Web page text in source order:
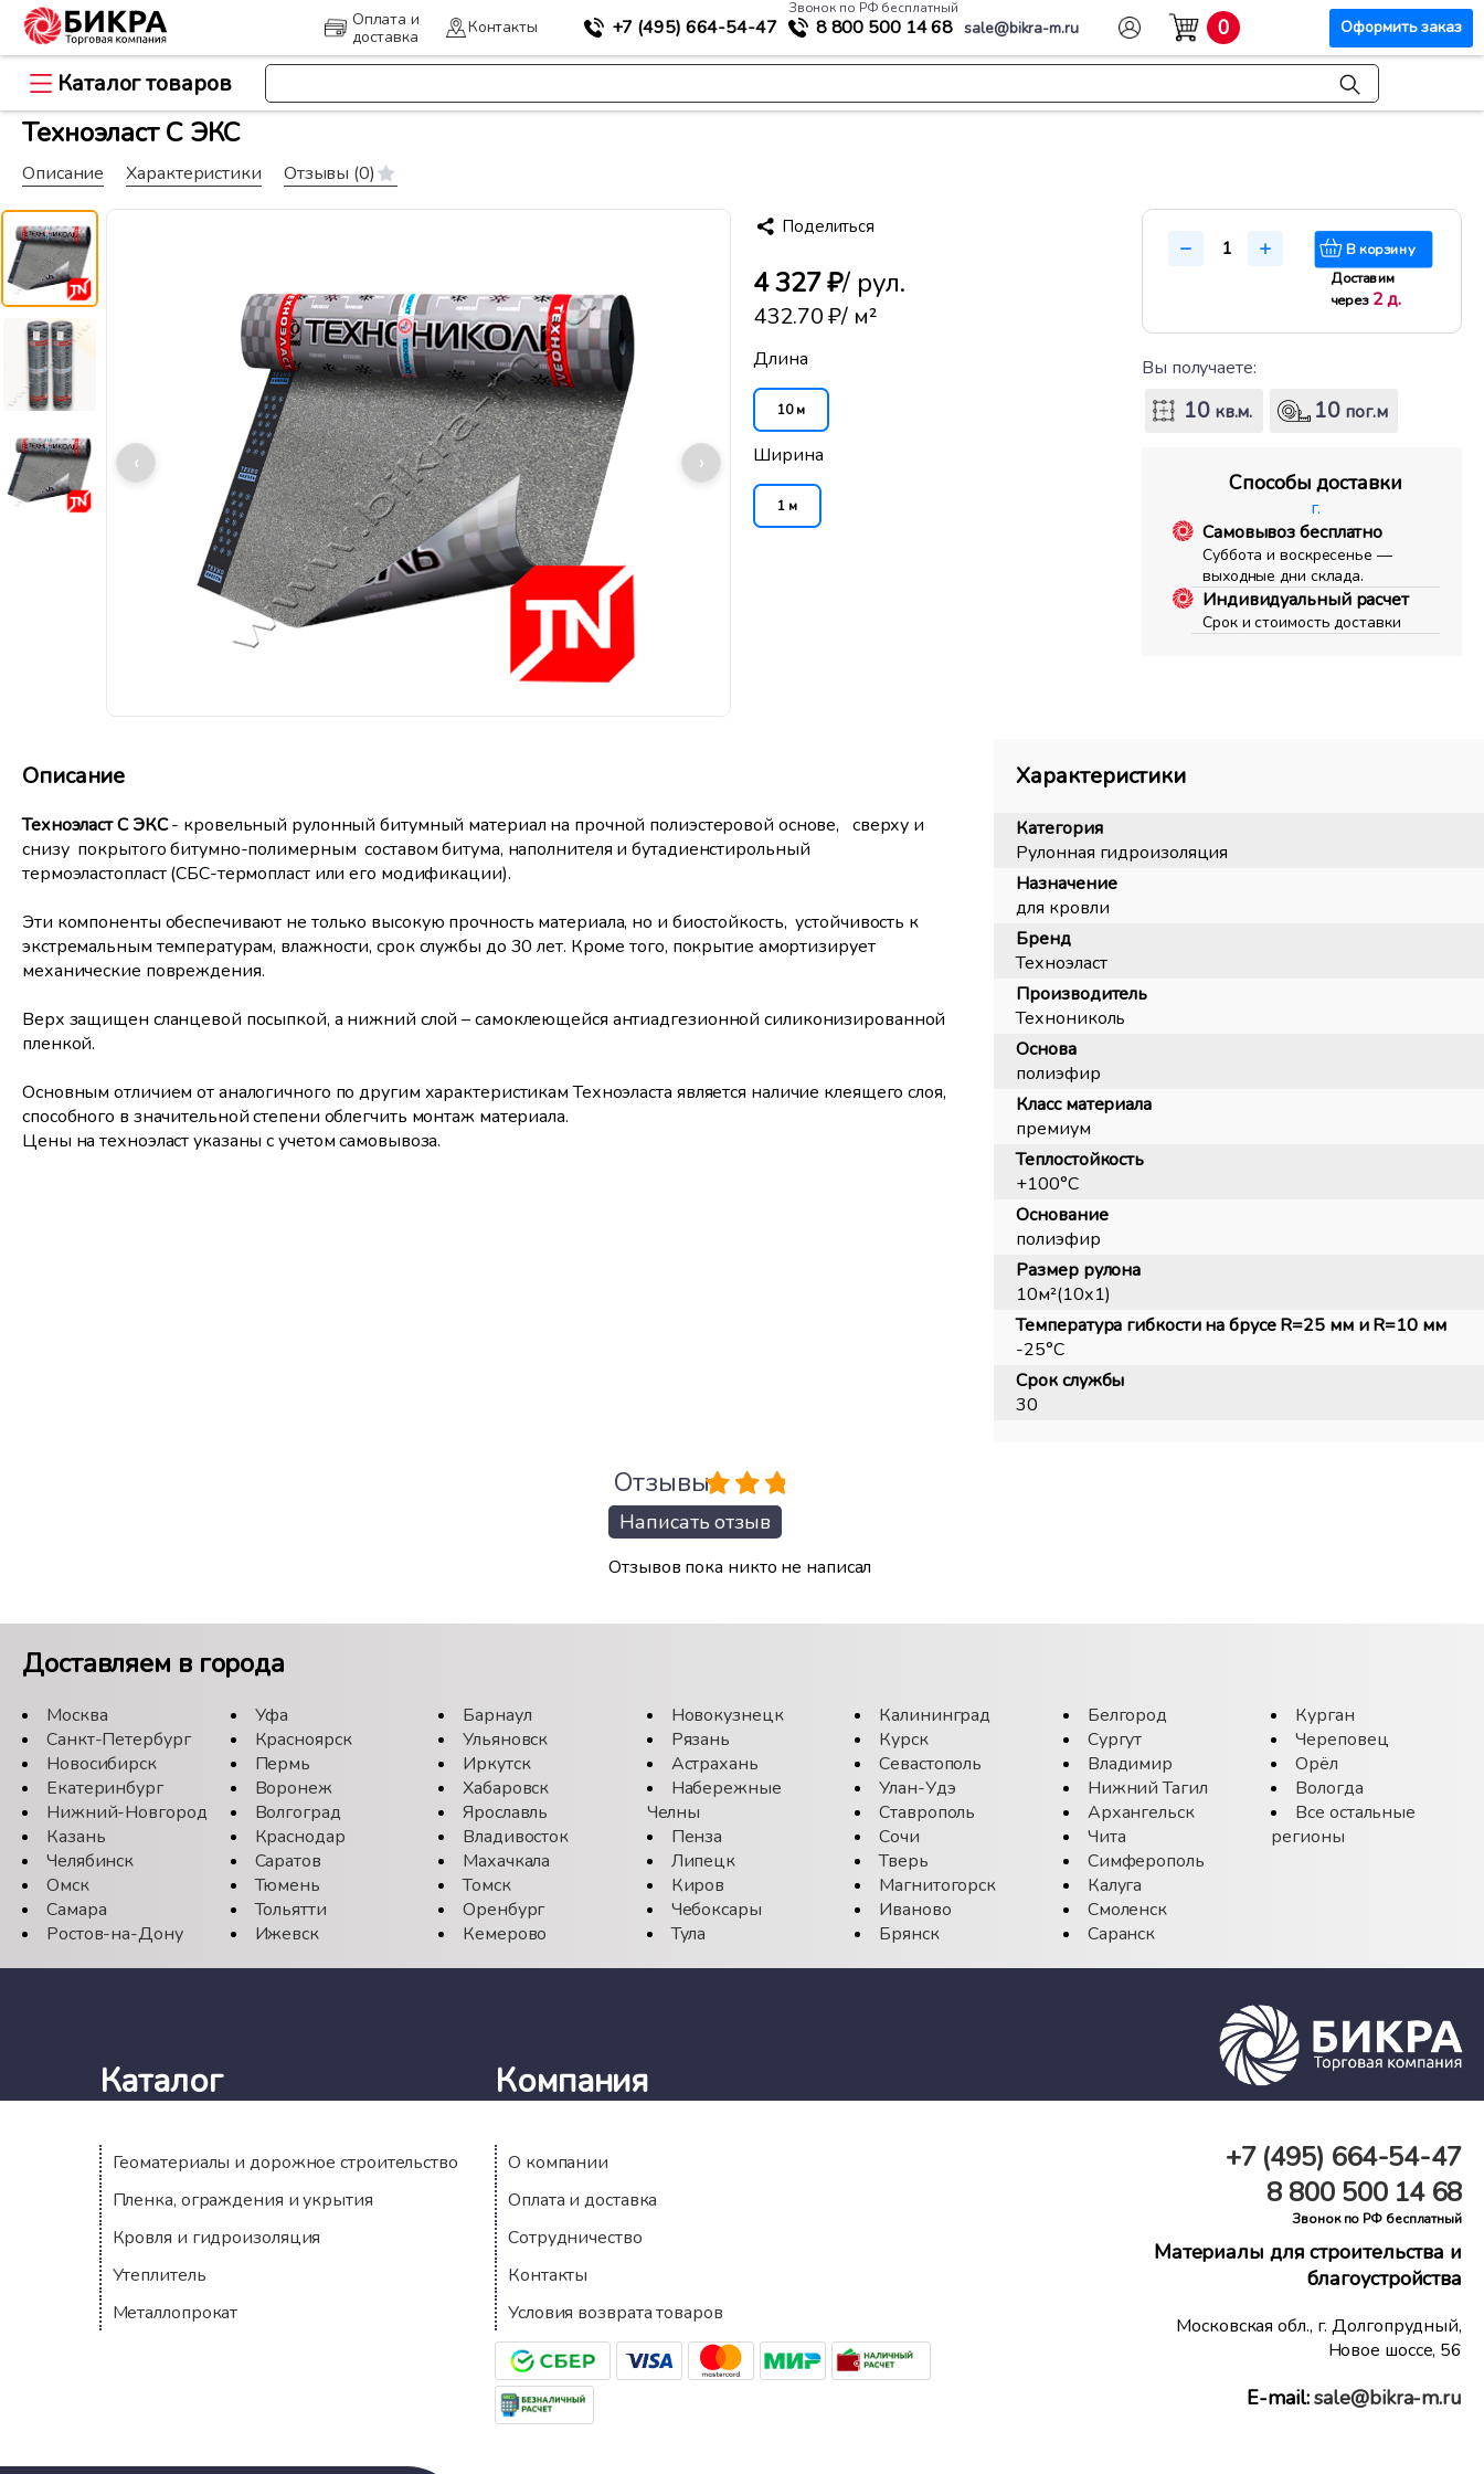
Оплата и
доставка
Контакты +7 (495) 664-54-47
Звонок по РФ бесплатный
8 800 500 14 68 sale@bikra-m.ru 0 Оформить заказ
Каталог товаров
Техноэласт С ЭКС
Описание Характеристики Отзывы (0)
‹ ›
Поделиться
4 327 ₽/ рул.
432.70 ₽/ м²
Длина
10 м
Ширина
1 м
В корзину
Доставим
через 2 д.
Вы получаете:
10кв.м. 10 пог.м
Способы доставки
г.
Самовывоз бесплатно
Суббота и воскресенье —
выходные дни склада.
Индивидуальный расчет
Срок и стоимость доставки
Описание
Техноэласт С ЭКС- кровельный рулонный битумный материал на прочной полиэстеровой основе, сверху и
снизу покрытого битумно-полимерным составом битума, наполнителя и бутадиенстирольный
термоэластопласт (СБС-термопласт или его модификации).
Эти компоненты обеспечивают не только высокую прочность материала, но и биостойкость, устойчивость к
экстремальным температурам, влажности, срок службы до 30 лет. Кроме того, покрытие амортизирует
механические повреждения.
Верх защищен сланцевой посыпкой, а нижний слой – самоклеющейся антиадгезионной силиконизированной
пленкой.
Основным отличием от аналогичного по другим характеристикам Техноэласта является наличие клеящего слоя,
способного в значительной степени облегчить монтаж материала.
Цены на техноэласт указаны с учетом самовывоза.
Характеристики
Категория
Рулонная гидроизоляция
Назначение
для кровли
Бренд
Техноэласт
Производитель
Технониколь
Основа
полиэфир
Класс материала
премиум
Теплостойкость
+100°С
Основание
полиэфир
Размер рулона
10м²(10х1)
Температура гибкости на брусе R=25 мм и R=10 мм
-25°С
Срок службы
30
Отзывы
Написать отзыв
Отзывов пока никто не написал
Доставляем в города
Москва
Санкт-Петербург
Новосибирск
Екатеринбург
Нижний-Новгород
Казань
Челябинск
Омск
Самара
Ростов-на-Дону
Уфа
Красноярск
Пермь
Воронеж
Волгоград
Краснодар
Саратов
Тюмень
Тольятти
Ижевск
Барнаул
Ульяновск
Иркутск
Хабаровск
Ярославль
Владивосток
Махачкала
Томск
Оренбург
Кемерово
Новокузнецк
Рязань
Астрахань
Набережные
Челны
Пенза
Липецк
Киров
Чебоксары
Тула
Калининград
Курск
Севастополь
Улан-Удэ
Ставрополь
Сочи
Тверь
Магнитогорск
Иваново
Брянск
Белгород
Сургут
Владимир
Нижний Тагил
Архангельск
Чита
Симферополь
Калуга
Смоленск
Саранск
Курган
Череповец
Орёл
Вологда
Все остальные
регионы
Каталог
Геоматериалы и дорожное строительство
Пленка, ограждения и укрытия
Кровля и гидроизоляция
Утеплитель
Металлопрокат
Компания
О компании
Оплата и доставка
Сотрудничество
Контакты
Условия возврата товаров
+7 (495) 664-54-47
8 800500 14 68
Звонок по РФ бесплатный
Материалы для строительства и
благоустройства
Московская обл., г. Долгопрудный,
Новое шоссе, 56
E-mail:sale@bikra-m.ru